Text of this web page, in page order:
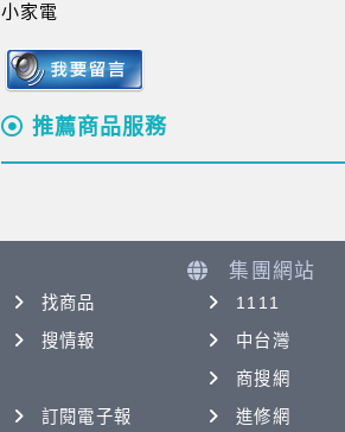
小家電
推薦商品服務
找商品
搜情報
訂閱電子報
集團網站
1111
中台灣
商搜網
進修網